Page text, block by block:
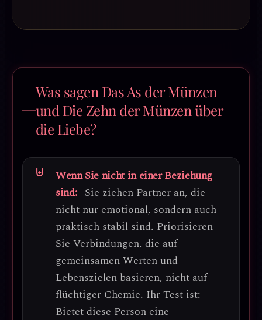
Was sagen Das As der Münzen
und Die Zehn der Münzen über
die Liebe?
Wenn Sie nicht in einer Beziehung
sind: Sie ziehen Partner an, die
nicht nur emotional, sondern auch
praktisch stabil sind. Priorisieren
Sie Verbindungen, die auf
gemeinsamen Werten und
Lebenszielen basieren, nicht auf
flüchtiger Chemie. Ihr Test ist:
Bietet diese Person eine